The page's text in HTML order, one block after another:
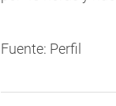
Fuente: Perfil